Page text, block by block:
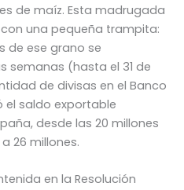
de maíz. Esta madrugada
una pequeña trampita:
de ese grano se
semanas (hasta el 31 de
de divisas en el Banco
el saldo exportable
desde las 20 millones
26 millones.
en la Resolución